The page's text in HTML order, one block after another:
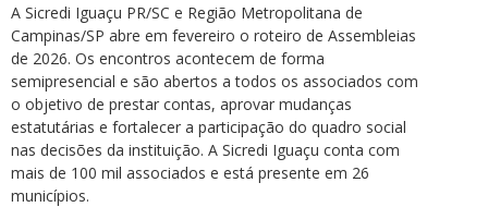
A Sicredi Iguaçu PR/SC e Região Metropolitana de
Campinas/SP abre em fevereiro o roteiro de Assembleias
de 2026. Os encontros acontecem de forma
semipresencial e são abertos a todos os associados com
o objetivo de prestar contas, aprovar mudanças
estatutárias e fortalecer a participação do quadro social
nas decisões da instituição. A Sicredi Iguaçu conta com
mais de 100 mil associados e está presente em 26
municípios.